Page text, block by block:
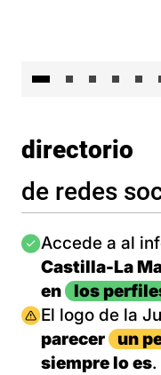
directorio
de redes
Imagen
Accede a al
Castilla-La
en
los
Imagen
El logo de la
parecer
un
siempre lo es